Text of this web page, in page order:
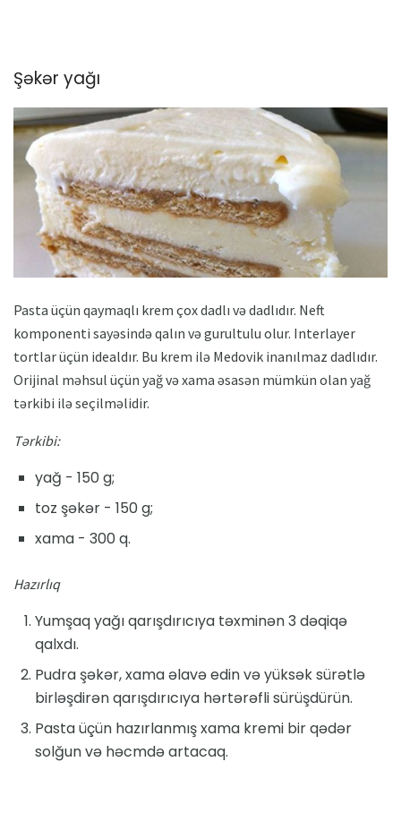
Şəkər yağı
Pasta üçün qaymaqlı krem ​​çox dadlı və dadlıdır. Neft
komponenti sayəsində qalın və gurultulu olur. Interlayer
tortlar üçün idealdır. Bu krem ​​ilə Medovik inanılmaz dadlıdır.
Orijinal məhsul üçün yağ və xama əsasən mümkün olan yağ
tərkibi ilə seçilməlidir.
Tərkibi:
yağ - 150 g;
toz şəkər - 150 g;
xama - 300 q.
Hazırlıq
Yumşaq yağı qarışdırıcıya təxminən 3 dəqiqə
qalxdı.
Pudra şəkər, xama əlavə edin və yüksək sürətlə
birləşdirən qarışdırıcıya hərtərəfli sürüşdürün.
Pasta üçün hazırlanmış xama kremi bir qədər
solğun və həcmdə artacaq.